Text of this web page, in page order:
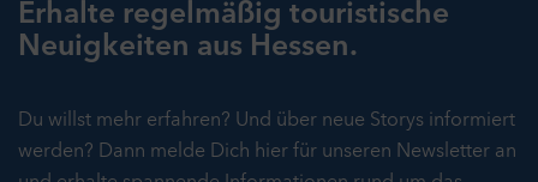
Erhalte regelmäßig touristische
Neuigkeiten aus Hessen.
Du willst mehr erfahren? Und über neue Storys informiert
werden? Dann melde Dich hier für unseren Newsletter an